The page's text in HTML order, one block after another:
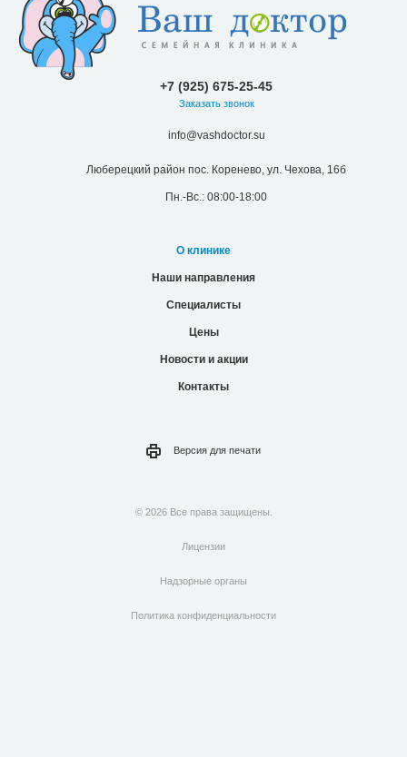
+7 (925) 675-25-45
Заказать звонок
info@vashdoctor.su
Люберецкий район пос. Коренево, ул. Чехова, 16б
Пн.-Вс.: 08:00-18:00
О клинике
Наши направления
Специалисты
Цены
Новости и акции
Контакты
Версия для печати
© 2026 Все права защищены.
Лицензии
Надзорные органы
Политика конфиденциальности